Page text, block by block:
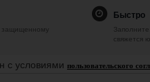
защищенному
Быстро
свяжется
с условиями пользовательского